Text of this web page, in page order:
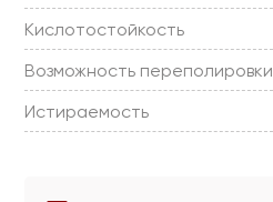
Кислотостойкость
Возможность переполировки
Истираемость